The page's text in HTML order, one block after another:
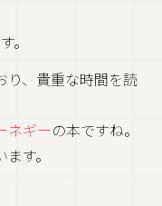
。
り、貴重な時間を読
ネギーの本ですね。
す。